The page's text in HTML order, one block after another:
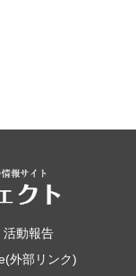
活動報告
外部リンク)